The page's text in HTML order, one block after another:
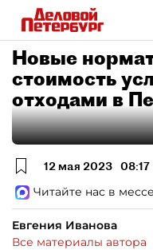
Новые
стоимость
отходами в
12 мая 2023 08:17
Читайте нас в
Евгения Иванова
Все материалы автора